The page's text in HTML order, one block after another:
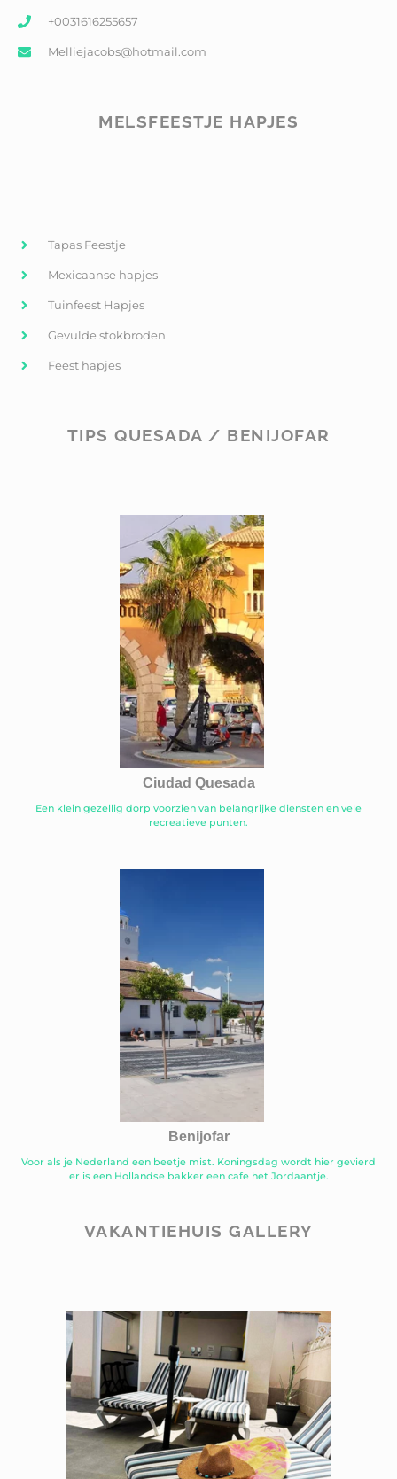
+0031616255657
Melliejacobs@hotmail.com
MELSFEESTJE HAPJES
Tapas Feestje
Mexicaanse hapjes
Tuinfeest Hapjes
Gevulde stokbroden
Feest hapjes
TIPS QUESADA / BENIJOFAR
Ciudad Quesada
Een klein gezellig dorp voorzien van belangrijke diensten en vele
recreatieve punten.
Benijofar
Voor als je Nederland een beetje mist. Koningsdag wordt hier gevierd
er is een Hollandse bakker een cafe het Jordaantje.
VAKANTIEHUIS GALLERY